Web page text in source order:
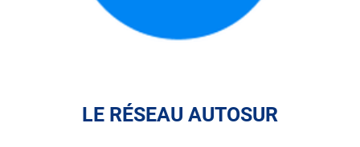
LE RÉSEAU AUTOSUR